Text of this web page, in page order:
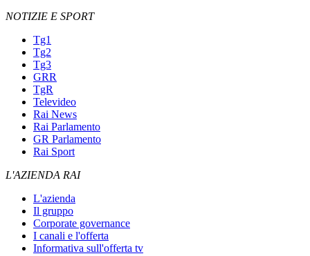
NOTIZIE E SPORT
Tg1
Tg2
Tg3
GRR
TgR
Televideo
Rai News
Rai Parlamento
GR Parlamento
Rai Sport
L'AZIENDA RAI
L'azienda
Il gruppo
Corporate governance
I canali e l'offerta
Informativa sull'offerta tv